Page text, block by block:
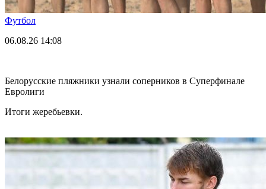
Футбол
06.08.26 14:08
Белорусские пляжники узнали соперников в Суперфинале
Евролиги
Итоги жеребьевки.